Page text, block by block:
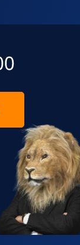
ために
技
し、個
規範に
。
し及び